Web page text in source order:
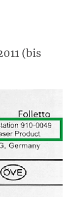
(bis